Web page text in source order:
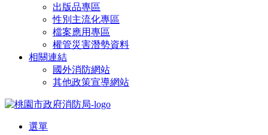
出版品專區
性別主流化專區
檔案應用專區
權管災害潛勢資料
相關連結
國外消防網站
其他政策宣導網站
選單